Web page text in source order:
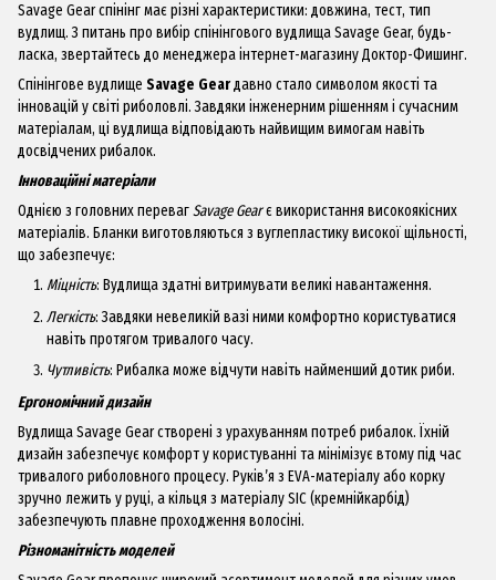
Savage Gearспінінг має різні характеристики: довжина, тест, тип
вудлищ. З питань про вибір спінінгового вудлища Savage Gear, будь-
ласка, звертайтесь до менеджера інтернет-магазинуДоктор-Фишинг.
Спінінгове вудлище Savage Gearдавно стало символом якості та
інновацій у світі риболовлі. Завдяки інженерним рішенням і сучасним
матеріалам, ці вудлища відповідають найвищим вимогам навіть
досвідчених рибалок.
Інноваційні матеріали
Однією з головних перевагSavage Gearє використання високоякісних
матеріалів. Бланки виготовляються з вуглепластику високої щільності,
що забезпечує:
Міцність: Вудлища здатні витримувати великі навантаження.
Легкість: Завдяки невеликій вазі ними комфортно користуватися
навіть протягом тривалого часу.
Чутливість: Рибалка може відчути навіть найменший дотик риби.
Ергономічний дизайн
Вудлища Savage Gear створені з урахуванням потреб рибалок. Їхній
дизайн забезпечує комфорт у користуванні та мінімізує втому під час
тривалого риболовного процесу. Руків’я з EVA-матеріалу або корку
зручно лежить у руці, а кільця з матеріалу SIC (кремнійкарбід)
забезпечують плавне проходження волосіні.
Різноманітність моделей